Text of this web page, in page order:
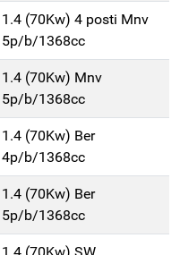
1.4 (70Kw) 4 posti Mnv
5p/b/1368cc
1.4 (70Kw) Mnv
5p/b/1368cc
1.4 (70Kw) Ber
4p/b/1368cc
1.4 (70Kw) Ber
5p/b/1368cc
1.4 (70Kw) SW